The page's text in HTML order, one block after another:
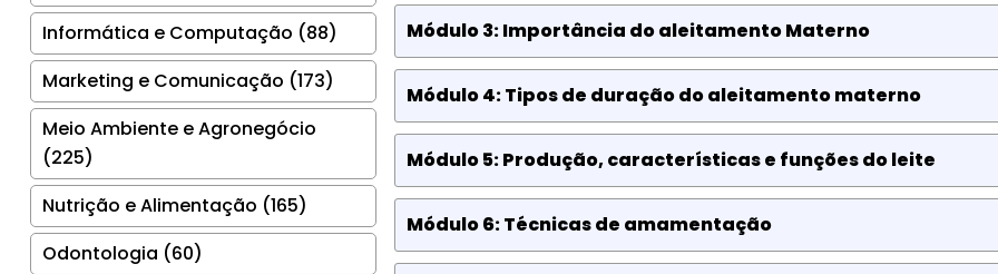
Informática e Computação (88)
Marketing e Comunicação (173)
Meio Ambiente e Agronegócio
(225)
Nutrição e Alimentação (165)
Odontologia (60)
Módulo 3: Importância do aleitamento Materno
Módulo 4: Tipos de duração do aleitamento materno
Módulo 5: Produção, características e funções do leite
Módulo 6: Técnicas de amamentação